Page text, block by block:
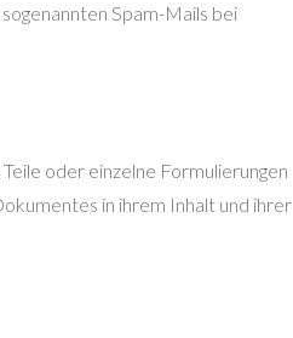
Spam-Mails bei
oder einzelne Formulierungen
in ihrem Inhalt und ihrer